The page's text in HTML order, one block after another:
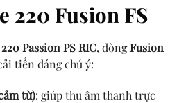
220 Fusion FS
Passion PS RIC, dòngFusion
tiến đáng chú ý:
từ): giúp thu âm thanh trực